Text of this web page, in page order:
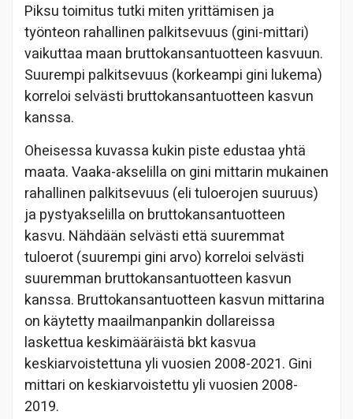
Piksu toimitus tutki miten yrittämisen ja
työnteon rahallinen palkitsevuus (gini-mittari)
vaikuttaa maan bruttokansantuotteen kasvuun.
Suurempi palkitsevuus (korkeampi gini lukema)
korreloi selvästi bruttokansantuotteen kasvun
kanssa.
Oheisessa kuvassa kukin piste edustaa yhtä
maata. Vaaka-akselilla on gini mittarin mukainen
rahallinen palkitsevuus (eli tuloerojen suuruus)
ja pystyakselilla on bruttokansantuotteen
kasvu. Nähdään selvästi että suuremmat
tuloerot (suurempi gini arvo) korreloi selvästi
suuremman bruttokansantuotteen kasvun
kanssa. Bruttokansantuotteen kasvun mittarina
on käytetty maailmanpankin dollareissa
laskettua keskimääräistä bkt kasvua
keskiarvoistettuna yli vuosien 2008-2021. Gini
mittari on keskiarvoistettu yli vuosien 2008-
2019.